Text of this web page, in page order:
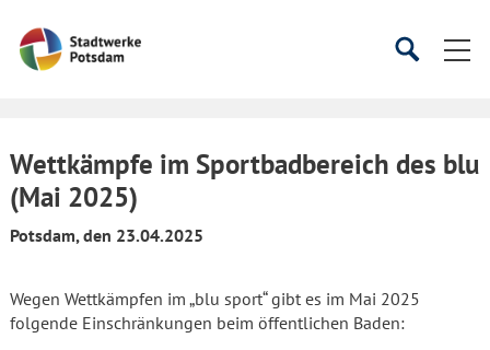
Startseite
SucheSuche
Wettkämpfe im Sportbadbereich des blu
(Mai 2025)
Potsdam, den 23.04.2025
Wegen Wettkämpfen im „blu sport“ gibt es im Mai 2025
folgende Einschränkungen beim öffentlichen Baden: